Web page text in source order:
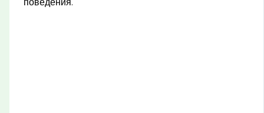
поведения.